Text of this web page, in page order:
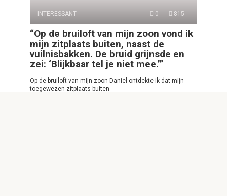
INTERESSANT 0 815
“Op de bruiloft van mijn zoon vond ik
mijn zitplaats buiten, naast de
vuilnisbakken. De bruid grijnsde en
zei: ‘Blijkbaar tel je niet mee.’”
Op de bruiloft van mijn zoon Daniel ontdekte ik dat mijn
toegewezen zitplaats buiten